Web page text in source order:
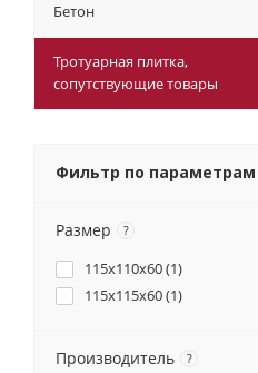
Бетон
Тротуарная плитка,
cопутствующие товары
Фильтр по параметрам
Размер ?
115x110x60 (1)
115х115х60 (1)
Производитель ?